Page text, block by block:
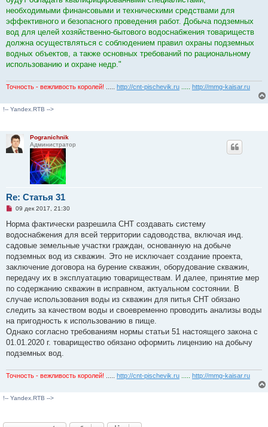
необходимыми финансовыми и техническими средствами для
эффективного и безопасного проведения работ. Добыча подземных
вод для целей хозяйственно-бытового водоснабжения товариществ
должна осуществляться с соблюдением правил охраны подземных
водных объектов, а также основных требований по рациональному
использованию и охране недр."
Точность - вежливость королей! http://cnt-pischevik.ru http://mmg-kaisar.ru
!-- Yandex.RTB -->
Pogranichnik
Администратор
Re: Статья 31
Н
п
р
о
ч
и
т
а
н
о
с
о
б
щ
е
н
и
е
09 дек 2017, 21:30
Норма фактически разрешила СНТ создавать систему
водоснабжения для всей территории садоводства, включая инд.
садовые земельные участки граждан, основанную на добыче
подземных вод из скважин. Это не исключает создание проекта,
заключение договора на бурение скважин, оборудование скважин,
передачу их в эксплуатацию товариществам. И далее, принятие мер
по содержанию скважин в исправном, актуальном состоянии. В
случае использования воды из скважин для питья СНТ обязано
следить за качеством воды и своевременно проводить анализы воды
на пригодность к использованию в пище.
Однако согласно требованиям нормы статьи 51 настоящего закона с
01.01.2020 г. товарищество обязано оформить лицензию на добычу
подземных вод.
Точность - вежливость королей! http://cnt-pischevik.ru http://mmg-kaisar.ru
!-- Yandex.RTB -->